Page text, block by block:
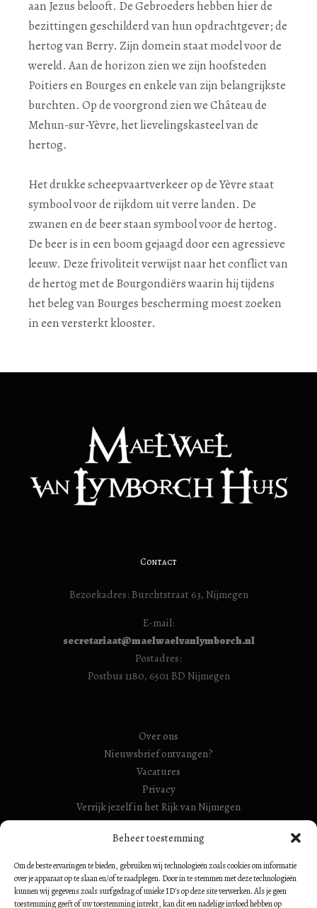
Beheer toestemming
Om de beste ervaringen te bieden, gebruiken wij technologieën zoals cookies om informatie
over je apparaat op te slaan en/of te raadplegen. Door in te stemmen met deze technologieën
kunnen wij gegevens zoals surfgedrag of unieke ID's op deze site verwerken. Als je geen
toestemming geeft of uw toestemming intrekt, kan dit een nadelige invloed hebben op
aan Jezus belooft. De Gebroeders hebben hier de
bezittingen geschilderd van hun opdrachtgever; de
hertog van Berry. Zijn domein staat model voor de
wereld. Aan de horizon zien we zijn hoofsteden
Poitiers en Bourges en enkele van zijn belangrijkste
burchten. Op de voorgrond zien we Château de
Mehun-sur-Yèvre, het lievelingskasteel van de
hertog.
Het drukke scheepvaartverkeer op de Yèvre staat
symbool voor de rijkdom uit verre landen. De
zwanen en de beer staan symbool voor de hertog.
De beer is in een boom gejaagd door een agressieve
leeuw. Deze frivoliteit verwijst naar het conflict van
de hertog met de Bourgondiërs waarin hij tijdens
het beleg van Bourges bescherming moest zoeken
in een versterkt klooster.
Contact
Bezoekadres: Burchtstraat 63, Nijmegen
E-mail:
secretariaat@maelwaelvanlymborch.nl
Postadres:
Postbus 1180, 6501 BD Nijmegen
Over ons
Nieuwsbrief ontvangen?
Vacatures
Privacy
Verrijk jezelf in het Rijk van Nijmegen
RSIN Gebroeders Van Limburg Huis (ook: Maelwael van
RSIN Stiching Maelwael Van Lymborch: 813106680